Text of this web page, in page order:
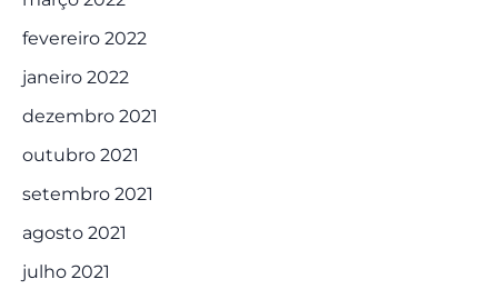
fevereiro 2022
janeiro 2022
dezembro 2021
outubro 2021
setembro 2021
agosto 2021
julho 2021